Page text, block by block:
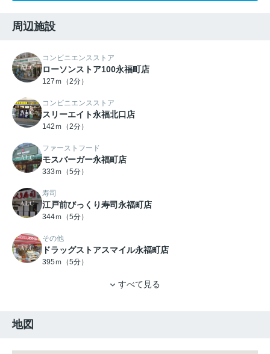
周辺施設
コンビニエンスストア
ローソンストア100永福町店
127ｍ（2分）
コンビニエンスストア
スリーエイト永福北口店
142ｍ（2分）
ファーストフード
モスバーガー永福町店
333ｍ（5分）
寿司
江戸前びっくり寿司永福町店
344ｍ（5分）
その他
ドラッグストアスマイル永福町店
395ｍ（5分）
すべて見る
地図